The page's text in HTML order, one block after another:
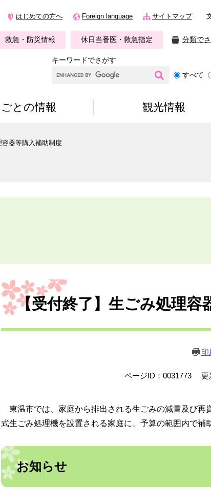
はじめての方へ Foreign language サイトマップ
救急・防災情報 休日当番医・救急指定 分類で
キーワードでさがす
G
g
l
ス
すべて
ごとの情報 観光情報
容器等購入補助制度
本
文
【受付終了】生ごみ処理容
印
ページID：0031773 更
東温市では、家庭から排出される生ごみの減量及び再
式生ごみ処理機を設置される家庭に、予算の範囲内で補
お知らせ